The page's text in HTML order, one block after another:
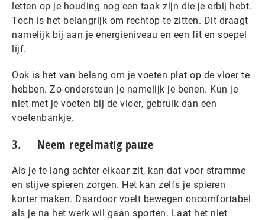
letten op je houding nog een taak zijn die je erbij hebt.
Toch is het belangrijk om rechtop te zitten. Dit draagt
namelijk bij aan je energieniveau en een fit en soepel
lijf.
Ook is het van belang om je voeten plat op de vloer te
hebben. Zo ondersteun je namelijk je benen. Kun je
niet met je voeten bij de vloer, gebruik dan een
voetenbankje.
3. Neem regelmatig pauze
Als je te lang achter elkaar zit, kan dat voor stramme
en stijve spieren zorgen. Het kan zelfs je spieren
korter maken. Daardoor voelt bewegen oncomfortabel
als je na het werk wil gaan sporten. Laat het niet